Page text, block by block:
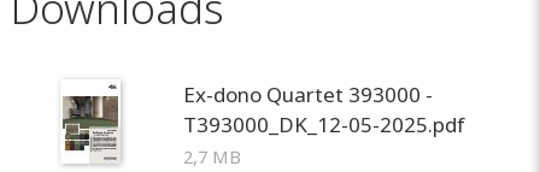
Ex-dono Quartet 393000 -
T393000_DK_12-05-2025.pdf
2,7 MB